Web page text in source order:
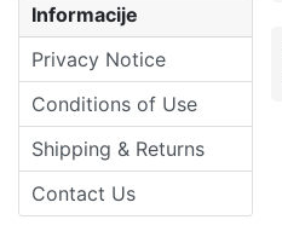
Informacije
Privacy Notice
Conditions of Use
Shipping & Returns
Contact Us